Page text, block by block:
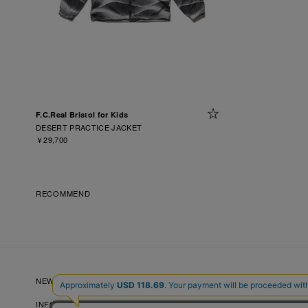
F.C.Real Bristol for Kids
DESERT PRACTICE JACKET
￥29,700
RECOMMEND
NEW ARRIVALS NEWS LOOKBOOKS
INFORMATION RECRUIT FAQ